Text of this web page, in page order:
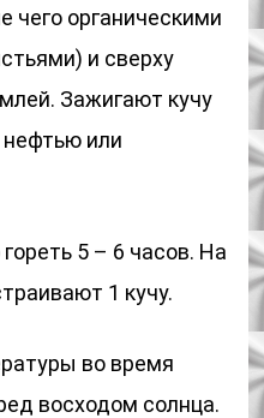
чего органическими
и сверху
Зажигают кучу
или
5 – 6 часов. На
1 кучу.
во время
восходом солнца.